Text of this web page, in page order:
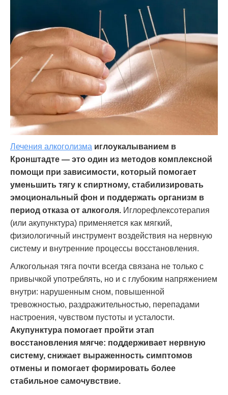
Лечения алкоголизма иглоукалыванием в
Кронштадте — это один из методов комплексной
помощи при зависимости, который помогает
уменьшить тягу к спиртному, стабилизировать
эмоциональный фон и поддержать организм в
период отказа от алкоголя. Иглорефлексотерапия
(или акупунктура) применяется как мягкий,
физиологичный инструмент воздействия на нервную
систему и внутренние процессы восстановления.
Алкогольная тяга почти всегда связана не только с
привычкой употреблять, но и с глубоким напряжением
внутри: нарушенным сном, повышенной
тревожностью, раздражительностью, перепадами
настроения, чувством пустоты и усталости.
Акупунктура помогает пройти этап
восстановления мягче: поддерживает нервную
систему, снижает выраженность симптомов
отмены и помогает формировать более
стабильное самочувствие.